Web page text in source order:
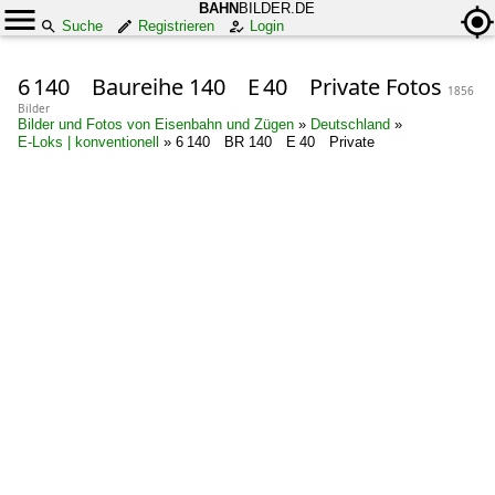
BAHN BILDER.DE
Suche
Registrieren Login
6 140 Baureihe 140 E 40 Private Fotos 1856
Bilder
Bilder und Fotos von Eisenbahn und Zügen » Deutschland »
E-Loks | konventionell
» 6 140 BR 140 E 40 Private